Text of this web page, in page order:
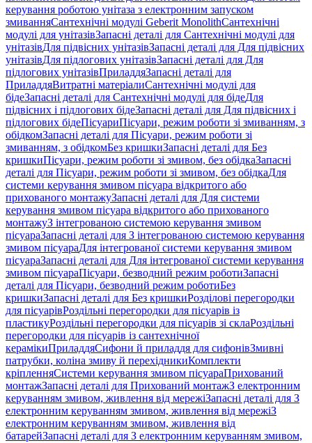
керування роботою унітаза з електронним запуском
змиванняСантехнічні модулі Geberit MonolithСантехнічні
модулі для унітазівЗапасні деталі для Сантехнічні модулі для
унітазівДля підвісних унітазівЗапасні деталі для Для підвісних
унітазівДля підлогових унітазівЗапасні деталі для Для
підлогових унітазівПриладдяЗапасні деталі для
ПриладдяВитратні матеріалиСантехнічні модулі для
бідеЗапасні деталі для Сантехнічні модулі для бідеДля
підвісних і підлогових бідеЗапасні деталі для Для підвісних і
підлогових бідеПісуариПісуари, режим роботи зі змиванням, з
обідкомЗапасні деталі для Пісуари, режим роботи зі
змиванням, з обідкомБез кришкиЗапасні деталі для Без
кришкиПісуари, режим роботи зі змивом, без обідкаЗапасні
деталі для Пісуари, режим роботи зі змивом, без обідкаДля
системи керування змивом пісуара відкритого або
прихованого монтажуЗапасні деталі для Для системи
керування змивом пісуара відкритого або прихованого
монтажуЗ інтегрованою системою керування змивом
пісуараЗапасні деталі для З інтегрованою системою керування
змивом пісуараДля інтегрованої системи керування змивом
пісуараЗапасні деталі для Для інтегрованої системи керування
змивом пісуараПісуари, безводний режим роботиЗапасні
деталі для Пісуари, безводний режим роботиБез
кришкиЗапасні деталі для Без кришкиРозділові перегородки
для пісуарівРоздільні перегородки для пісуарів із
пластикуРоздільні перегородки для пісуарів зі склаРоздільні
перегородки для пісуарів із сантехнічної
керамікиПриладдяСифони й приладдя для сифонівЗмивні
патрубки, коліна змиву й перехідникиКомплекти
кріпленняСистеми керування змивом пісуараПрихований
монтажЗапасні деталі для Прихований монтажЗ електронним
керуванням змивом, живлення від мережіЗапасні деталі для З
електронним керуванням змивом, живлення від мережіЗ
електронним керуванням змивом, живлення від
батарейЗапасні деталі для З електронним керуванням змивом,